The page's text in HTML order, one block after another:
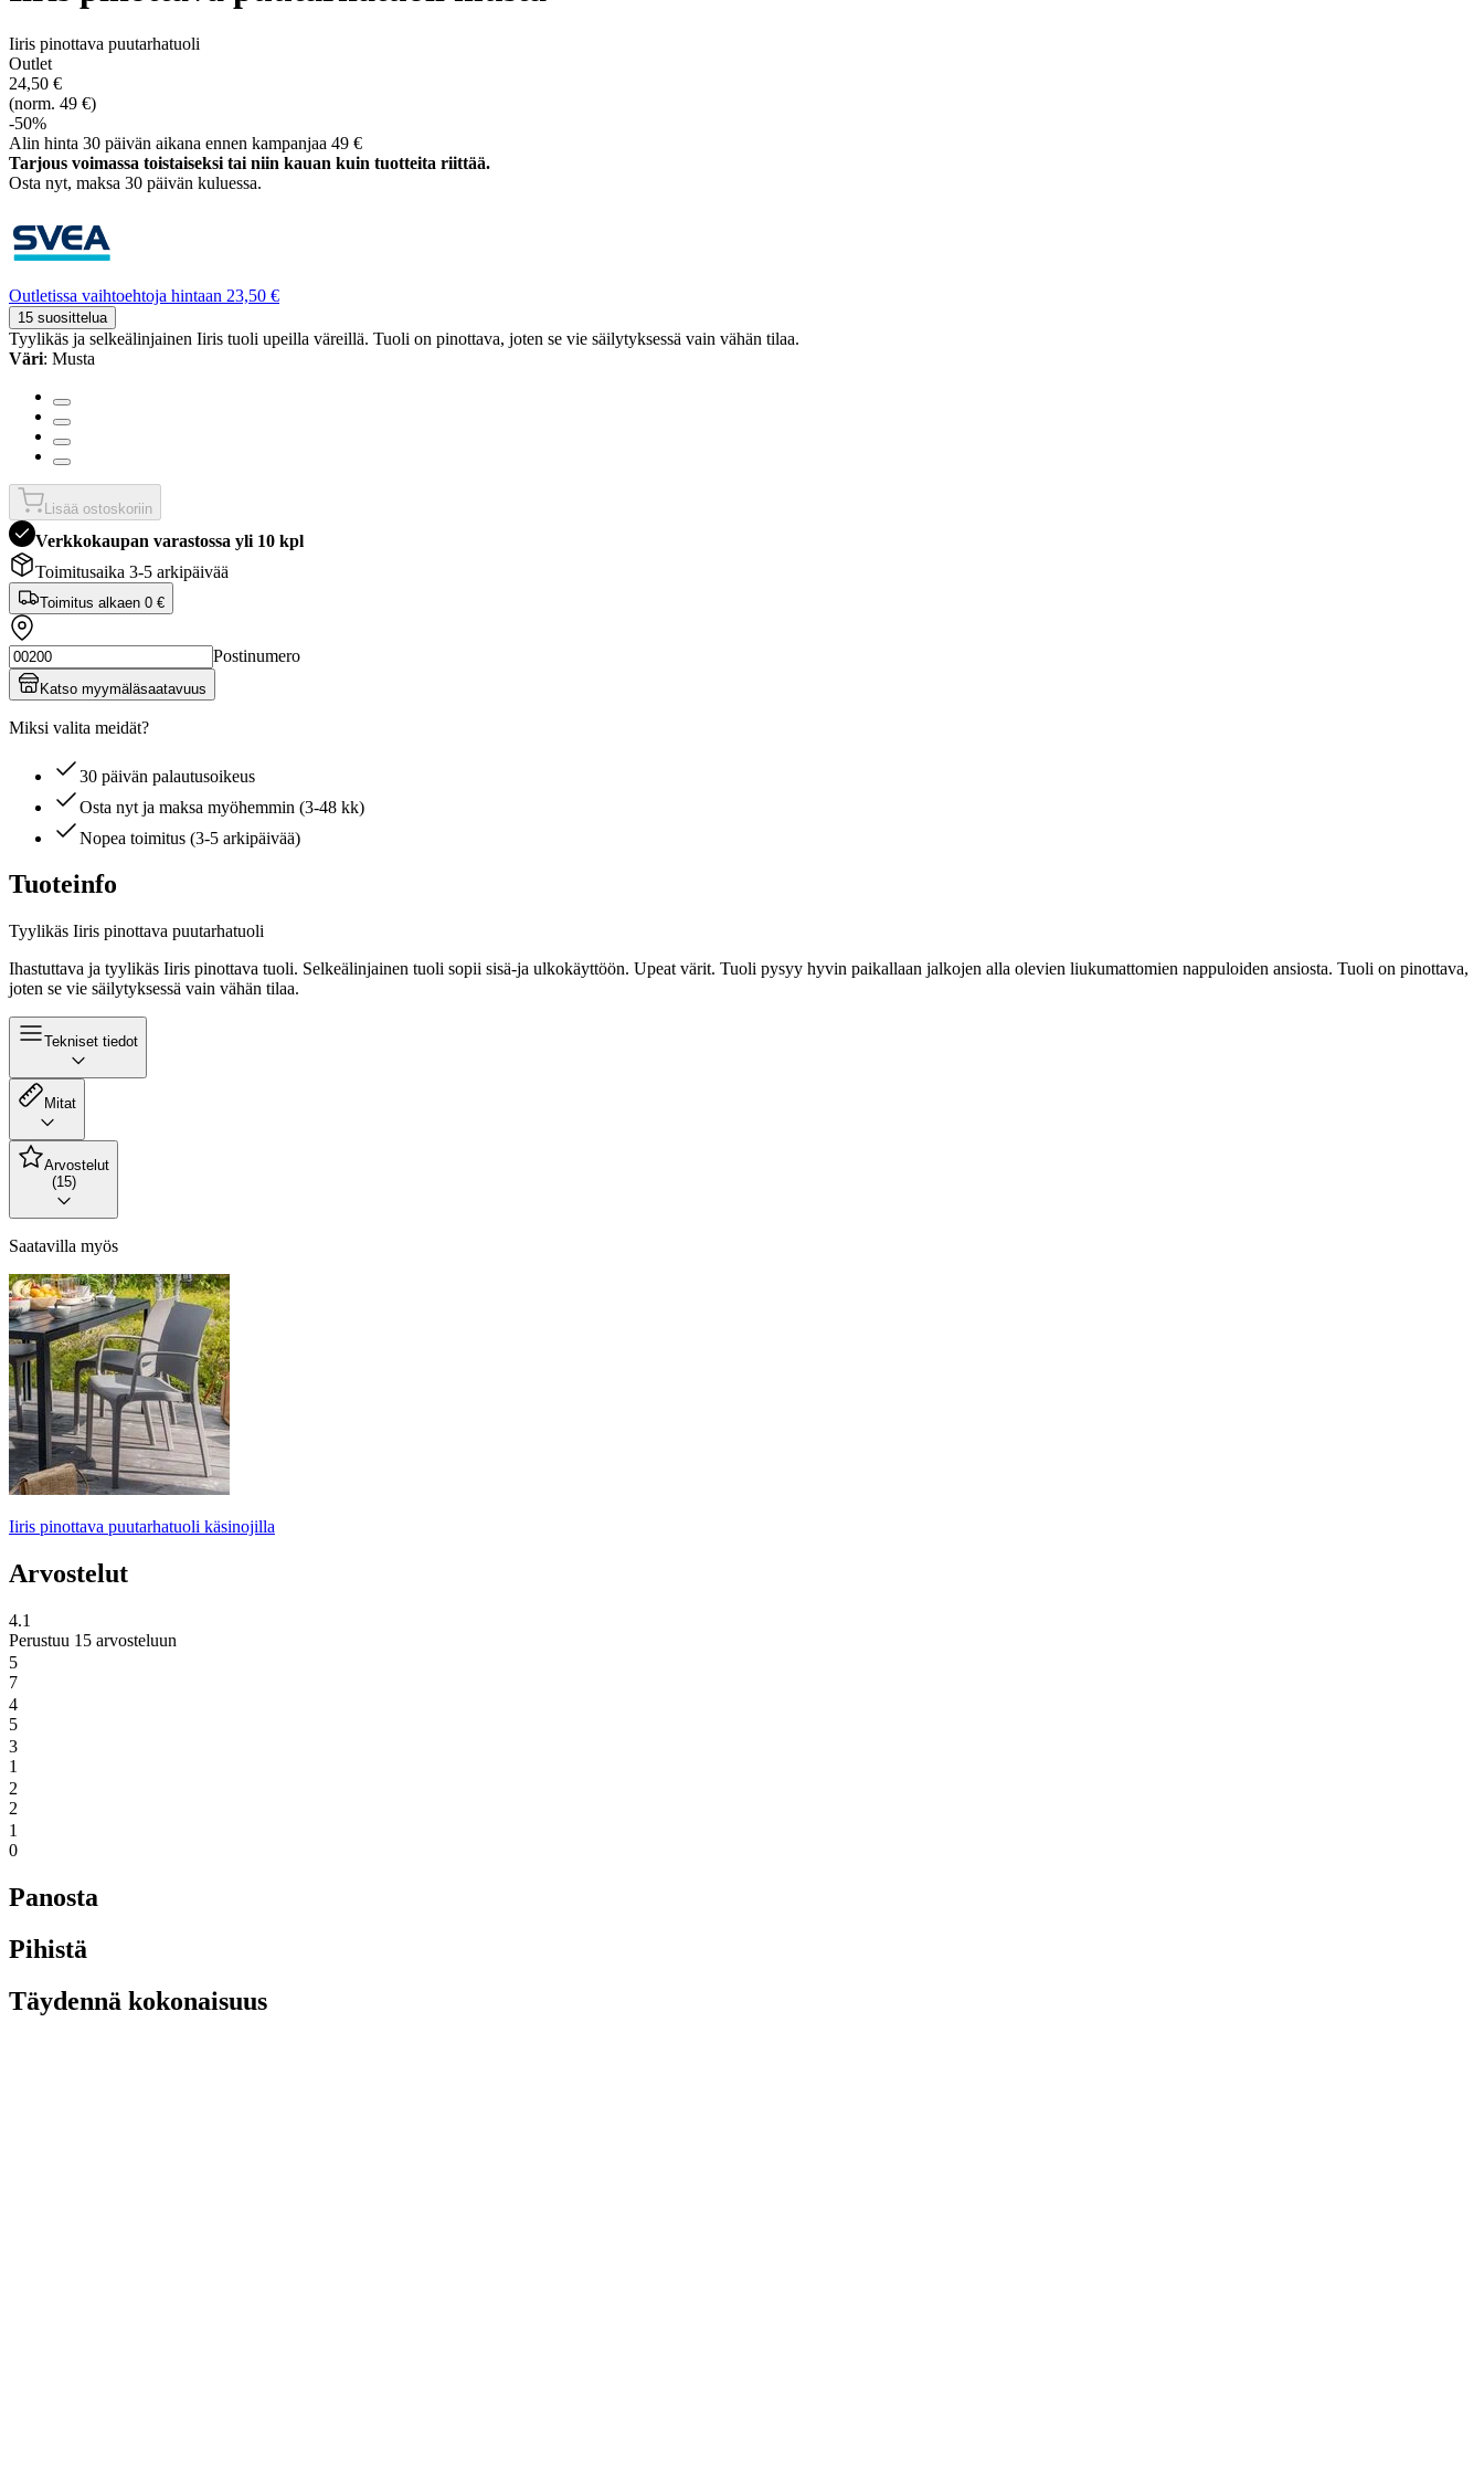
Iiris pinottava puutarhatuoli
Outlet
24,50 €
(norm. 49 €)
-50%
Alin hinta 30 päivän aikana ennen kampanjaa 49 €
Tarjous voimassa toistaiseksi tai niin kauan kuin tuotteita riittää.
Osta nyt, ­maksa 30 päivän kuluessa.
Outletissa vaihtoehtoja hintaan 23,50 €
15 suosittelua
Tyylikäs ja selkeälinjainen Iiris tuoli upeilla väreillä. Tuoli on pinottava, joten se vie säilytyksessä vain vähän tilaa.
Väri: Musta
Lisää ostoskoriin
Verkkokaupan varastossa yli 10 kpl
Toimitusaika 3-5 arkipäivää
Toimitus alkaen 0 €
Postinumero
Katso myymäläsaatavuus
Miksi valita meidät?
30 päivän palautusoikeus
Osta nyt ja maksa myöhemmin (3-48 kk)
Nopea toimitus (3-5 arkipäivää)
Tuoteinfo
Tyylikäs Iiris pinottava puutarhatuoli
Ihastuttava ja tyylikäs Iiris pinottava tuoli. Selkeälinjainen tuoli sopii sisä-ja ulkokäyttöön. Upeat värit. Tuoli pysyy hyvin paikallaan jalkojen alla olevien liukumattomien nappuloiden ansiosta. Tuoli on pinottava,
joten se vie säilytyksessä vain vähän tilaa.
Tekniset tiedot
Mitat
Arvostelut
(15)
Saatavilla myös
Iiris pinottava puutarhatuoli käsinojilla
Arvostelut
4.1
Perustuu 15 arvosteluun
5
7
4
5
3
1
2
2
1
0
Panosta
Pihistä
Täydennä kokonaisuus